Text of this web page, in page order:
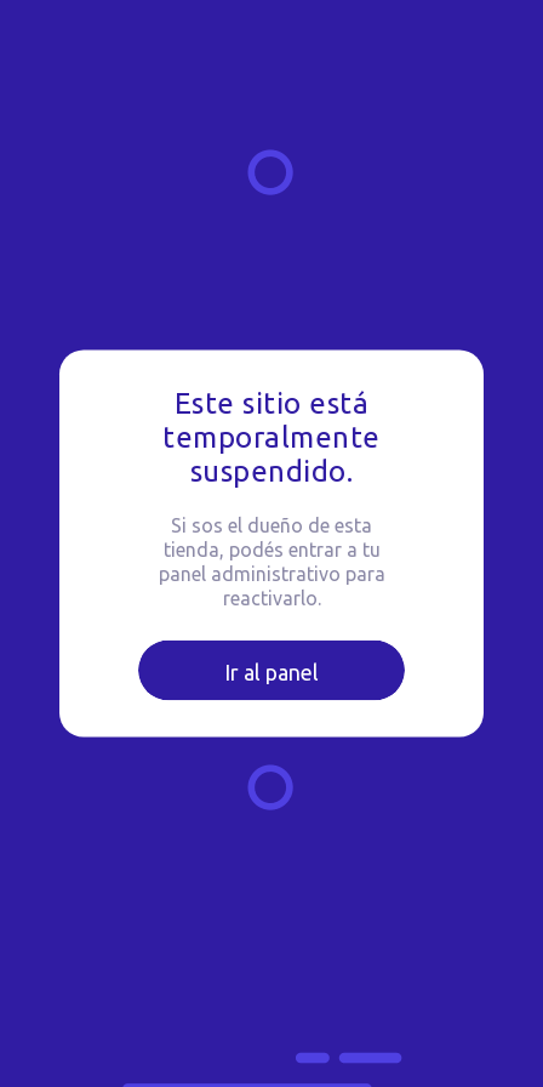
Este sitio está
temporalmente
suspendido.
Si sos el dueño de esta
tienda, podés entrar a tu
panel administrativo para
reactivarlo.
Ir al panel